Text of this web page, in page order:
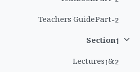
Teachers' Guide Part-2
سمیٹیںSection 1
Lectures 1 & 2